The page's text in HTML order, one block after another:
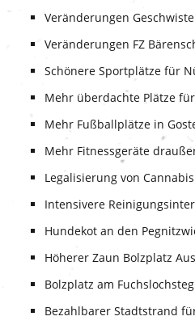
Veränderungen
Veränderungen FZ
Schönere Sportplätze für
Mehr überdachte Plätze
Mehr Fußballplätze in
Mehr Fitnessgeräte
Legalisierung von Cannabis
Intensivere
Hundekot an den
Höherer Zaun Bolzplatz
Bolzplatz am Fuchslochsteg
Bezahlbarer Stadtstrand